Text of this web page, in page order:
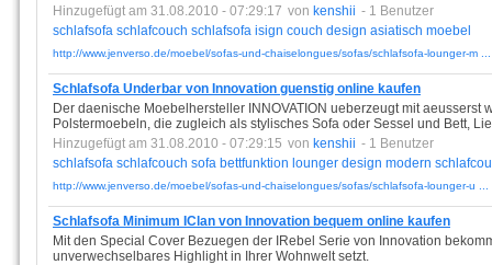
Hinzugefügt am 31.08.2010 - 07:29:17 von kenshii - 1 Benutzer
schlafsofa schlafcouch schlafsofa isign couch design asiatisch moebel
http://www.jenverso.de/moebel/sofas-und-chaiselongues/sofas/schlafsofa-lounger-m ...
Schlafsofa Underbar von Innovation guenstig online kaufen
Der daenische Moebelhersteller INNOVATION ueberzeugt mit
Polstermoebeln, die zugleich als stylisches Sofa oder Sessel und Bett,
Hinzugefügt am 31.08.2010 - 07:29:15 von kenshii - 1 Benutzer
schlafsofa schlafcouch sofa bettfunktion lounger design modern
http://www.jenverso.de/moebel/sofas-und-chaiselongues/sofas/schlafsofa-lounger-u ...
Schlafsofa Minimum IClan von Innovation bequem online kaufen
Mit den Special Cover Bezuegen der IRebel Serie von Innovation
unverwechselbares Highlight in Ihrer Wohnwelt setzt.